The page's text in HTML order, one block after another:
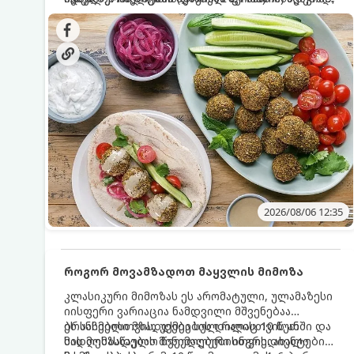
სალათებთან ერთად ან ტახინის (სესამის)
სოუსთან მირთმევისთვის.
იდეალურად შეინარჩუნოს და არ დაიშალოს.
დრო: 10–15 წუთი ულუფა: 20–24 ცალი ბურთულა
(4–6 პორცია)
2026/08/06 12:35
როგორ მოვამზადოთ მაყვლის მიმოზა
კლასიკური მიმოზას ეს არომატული, ულამაზესი
იისფერი ვარიაცია ნამდვილი მშვენებაა
ბრანჩებისთვის, უქმეების დილისთვის ან
სადღესასწაულო წვეულებებისთვის. ახალი
ეს სასმელი მზადდება სულ რაღაც 10 წუთში და
მის მომზადებას მინიმალური ინგრედიენტები